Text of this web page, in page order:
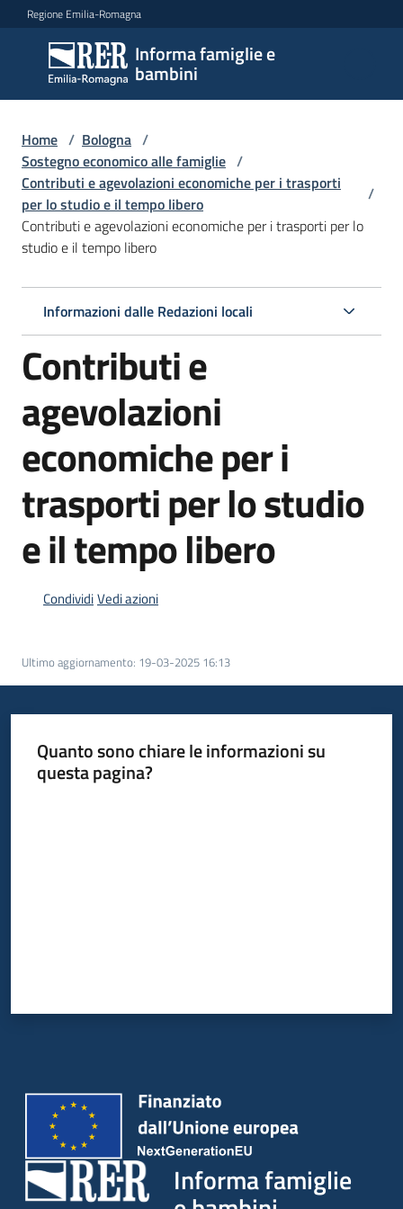
Vai al contenuto
Vai alla navigazione
Vai al footer
Regione Emilia-Romagna
Informa famiglie e
bambini
Informa
famiglie
e
bambini
Argomenti
per
le
Informazioni
locali
Home / Bologna /
Sostegno economico alle famiglie /
Contributi e agevolazioni economiche per i trasporti
per lo studio e il tempo libero
/
Contributi e agevolazioni economiche per i trasporti per lo
studio e il tempo libero
Informazioni dalle Redazioni locali
Contributi e
agevolazioni
economiche per i
trasporti per lo studio
e il tempo libero
CondividiVedi azioni
Ultimo aggiornamento: 19-03-2025 16:13
Quanto sono chiare le informazioni su
questa pagina?
Informa famiglie